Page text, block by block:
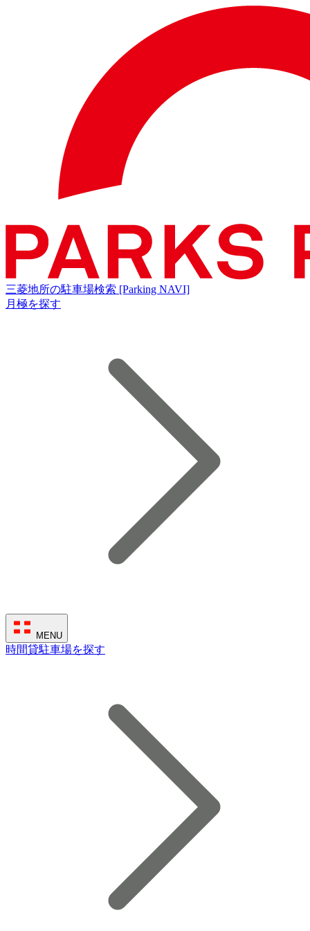
三菱地所の駐車場検索 [Parking NAVI]
月極を探す
MENU
時間貸駐車場を探す